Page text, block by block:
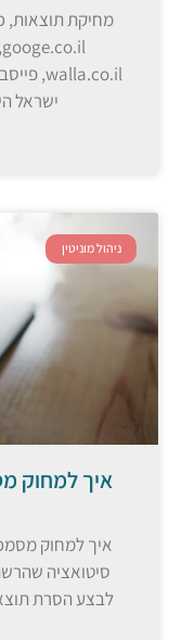
ישראל
ניהול מוניטין
איך למחוק
איך למחוק
סיטואציה
לבצע הסרת